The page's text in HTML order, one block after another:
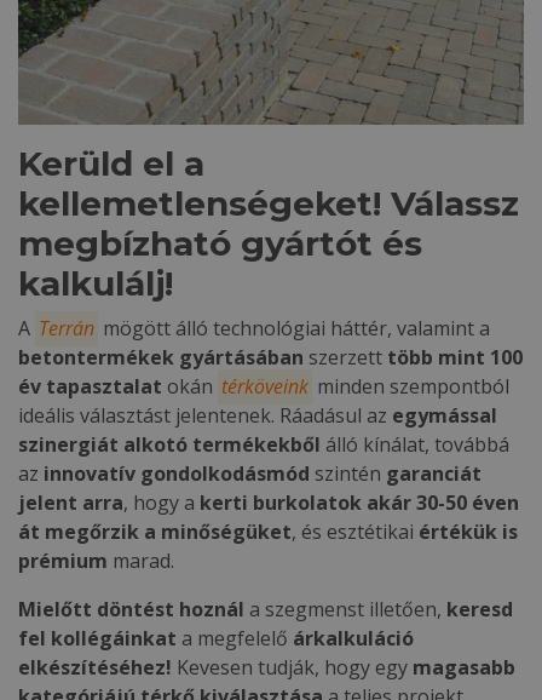
Kerüld el a
kellemetlenségeket! Válassz
megbízható gyártót és
kalkulálj!
A Terrán mögött álló technológiai háttér, valamint a
betontermékek gyártásában szerzett több mint 100
év tapasztalat okán térköveink minden szempontból
ideális választást jelentenek. Ráadásul az egymással
szinergiát alkotó termékekből álló kínálat, továbbá
az innovatív gondolkodásmód szintén garanciát
jelent arra, hogy a kerti burkolatok akár 30-50 éven
át megőrzik a minőségüket, és esztétikai értékük is
prémium marad.
Mielőtt döntést hoznál a szegmenst illetően, keresd
fel kollégáinkat a megfelelő árkalkuláció
elkészítéséhez! Kevesen tudják, hogy egy magasabb